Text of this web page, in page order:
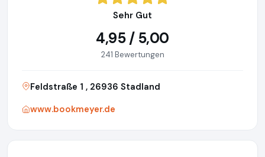
Sehr Gut
4,95 / 5,00
241 Bewertungen
Feldstraße 1 , 26936 Stadland
www.bookmeyer.de